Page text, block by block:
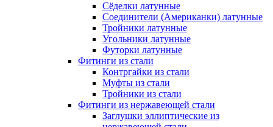
Сёделки латунные
Соединители (Американки) латунные
Тройники латунные
Угольники латунные
Футорки латунные
Фитинги из стали
Контргайки из стали
Муфты из стали
Тройники из стали
Фитинги из нержавеющей стали
Заглушки эллиптические из